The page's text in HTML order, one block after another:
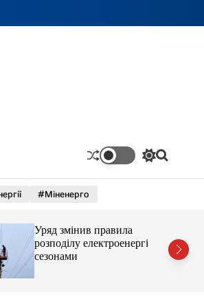
П
к
а
П
#Міненерго
Уряд змінив правила
розподілу електроенергії за
сезонами